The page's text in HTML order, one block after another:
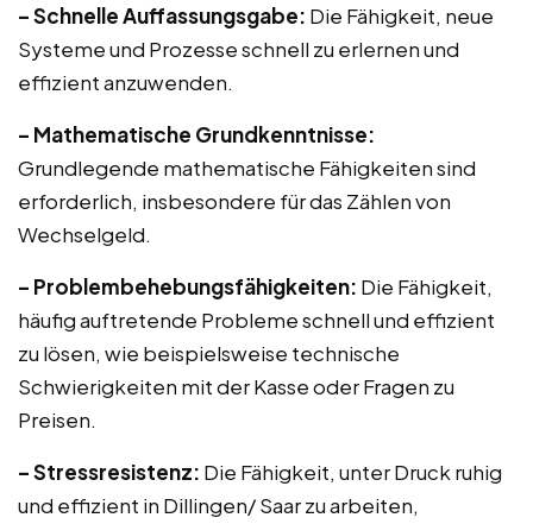
– Schnelle Auffassungsgabe: Die Fähigkeit, neue
Systeme und Prozesse schnell zu erlernen und
effizient anzuwenden.
– Mathematische Grundkenntnisse:
Grundlegende mathematische Fähigkeiten sind
erforderlich, insbesondere für das Zählen von
Wechselgeld.
– Problembehebungsfähigkeiten: Die Fähigkeit,
häufig auftretende Probleme schnell und effizient
zu lösen, wie beispielsweise technische
Schwierigkeiten mit der Kasse oder Fragen zu
Preisen.
– Stressresistenz: Die Fähigkeit, unter Druck ruhig
und effizient in Dillingen/ Saar zu arbeiten,